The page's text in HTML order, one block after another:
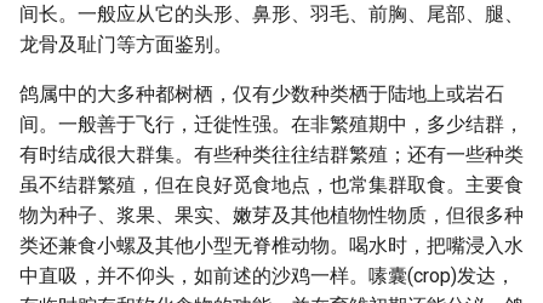
间长。一般应从它的头形、鼻形、羽毛、前胸、尾部、腿、
龙骨及耻门等方面鉴别。
鸽属中的大多种都树栖，仅有少数种类栖于陆地上或岩石
间。一般善于飞行，迁徙性强。在非繁殖期中，多少结群，
有时结成很大群集。有些种类往往结群繁殖；还有一些种类
虽不结群繁殖，但在良好觅食地点，也常集群取食。主要食
物为种子、浆果、果实、嫩芽及其他植物性物质，但很多种
类还兼食小螺及其他小型无脊椎动物。喝水时，把嘴浸入水
中直吸，并不仰头，如前述的沙鸡一样。嗉囊(crop)发达，